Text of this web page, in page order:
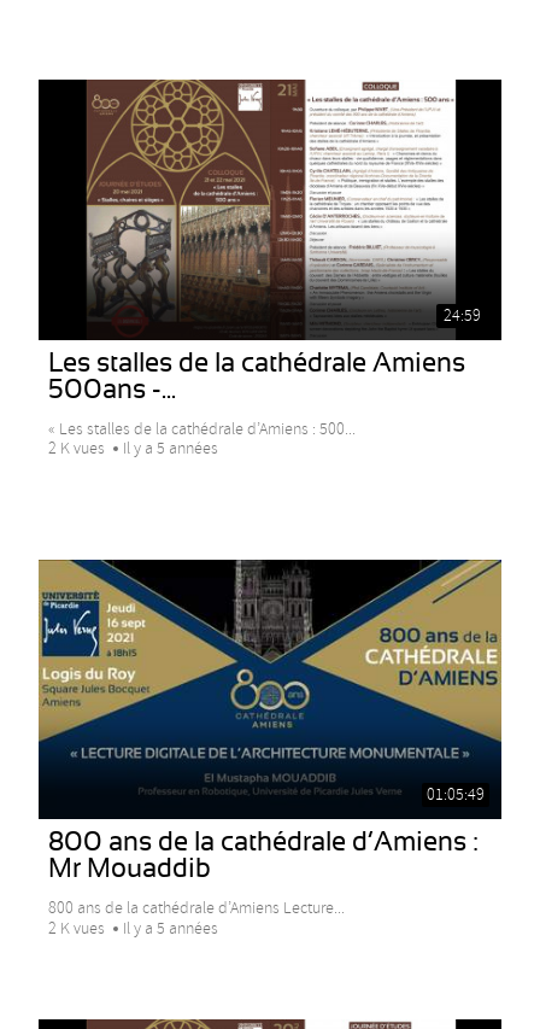
24:59
Les stalles de la cathédrale Amiens
500ans -...
« Les stalles de la cathédrale d’Amiens : 500...
2 K vues
Il y a 5 années
01:05:49
800 ans de la cathédrale d’Amiens :
Mr Mouaddib
800 ans de la cathédrale d’Amiens Lecture...
2 K vues
Il y a 5 années